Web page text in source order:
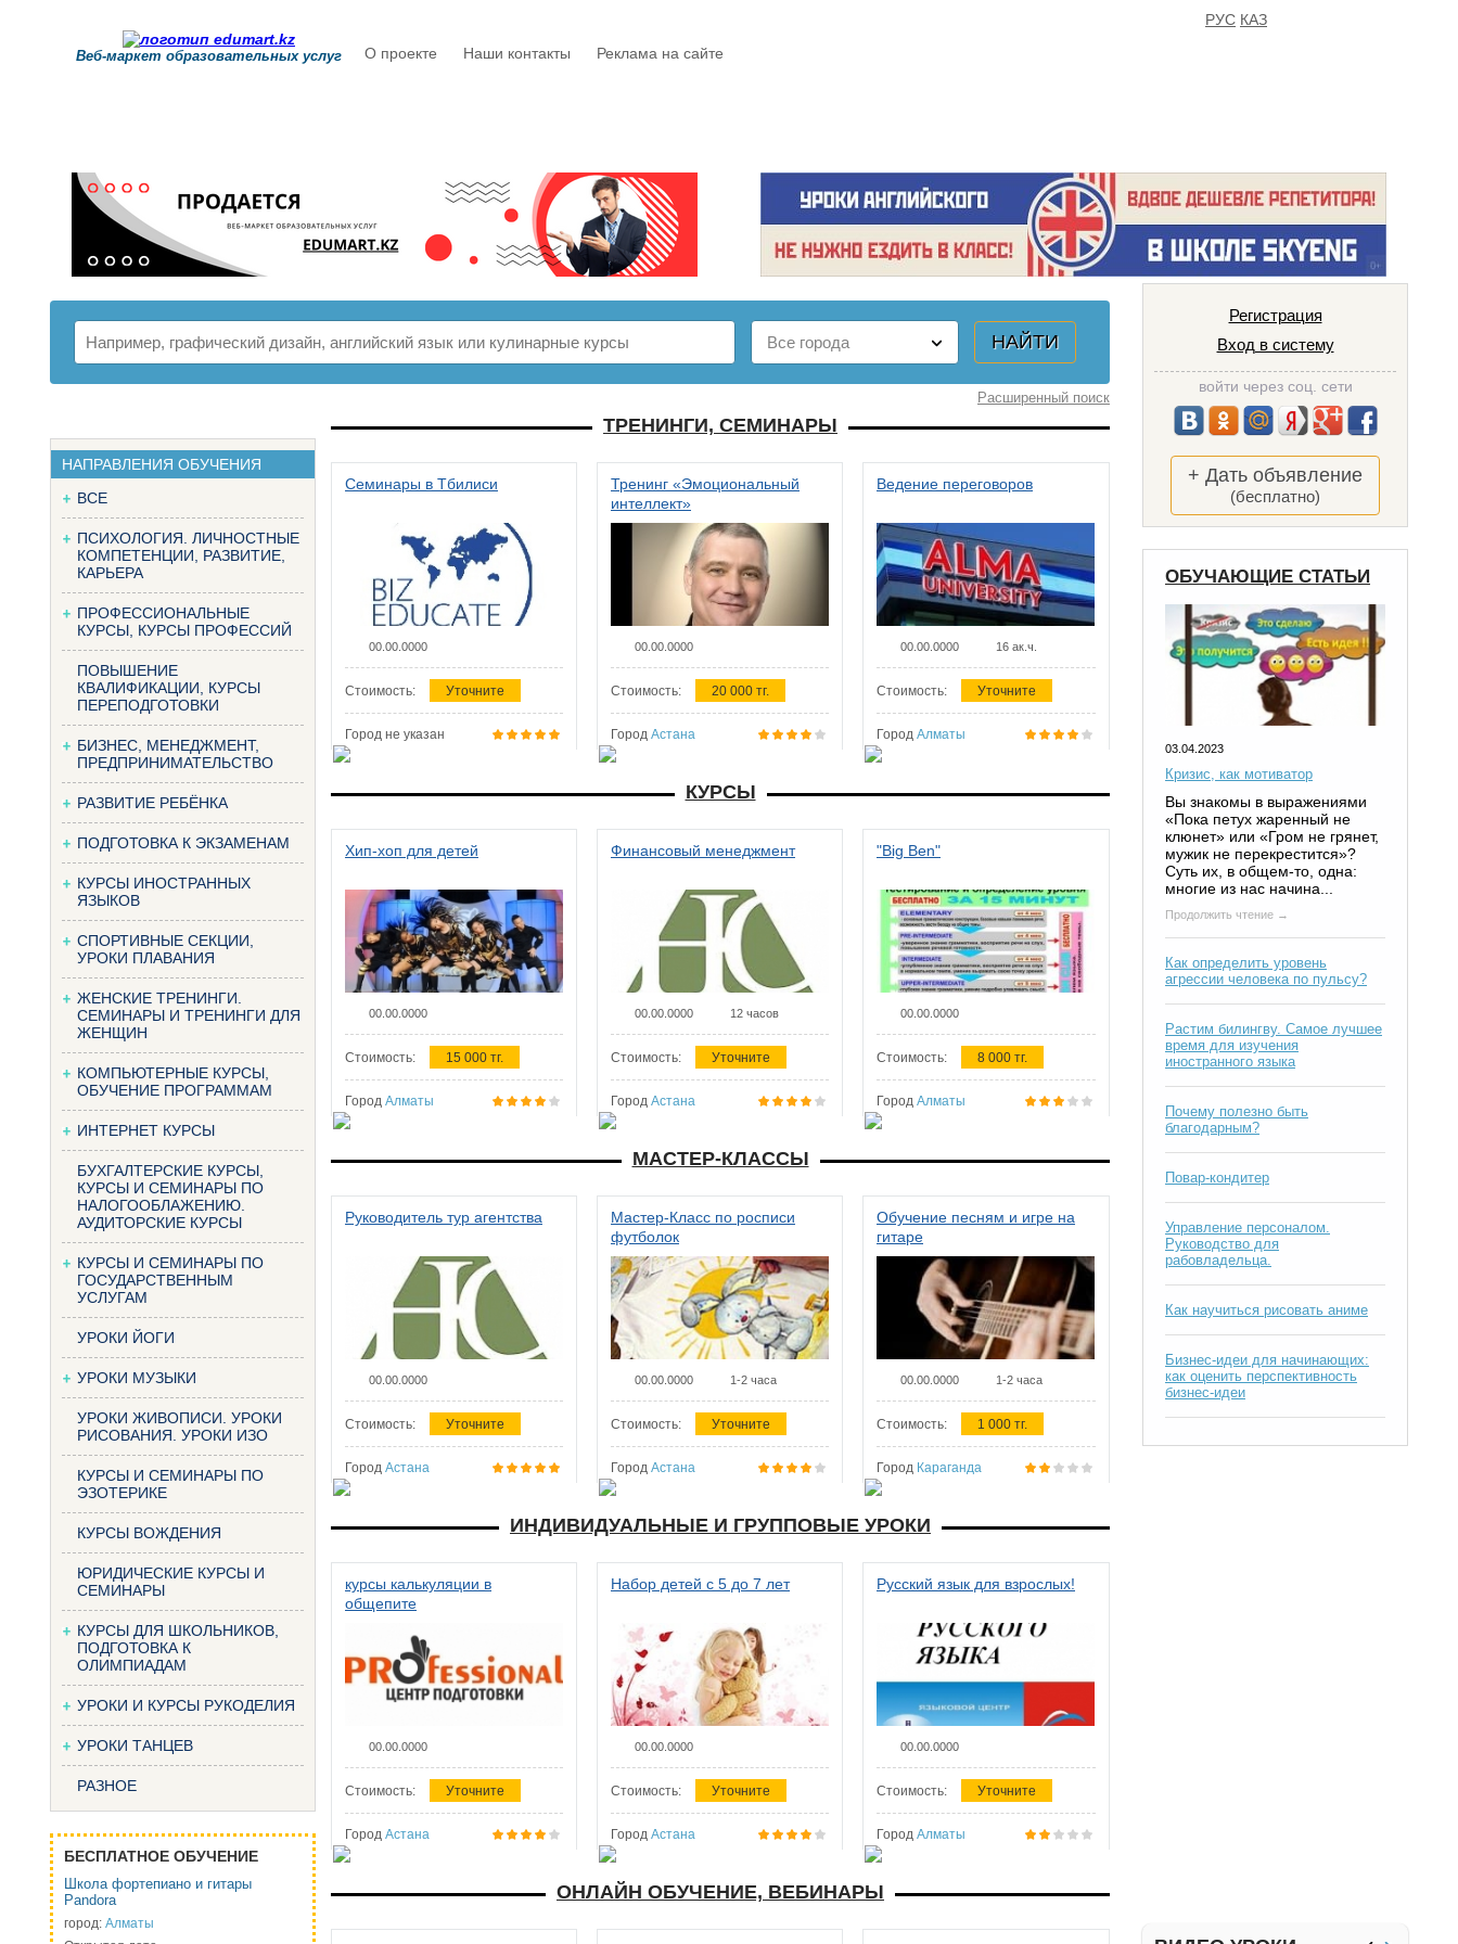
Веб-маркет образовательных услуг О проекте Наши контакты Реклама на сайте
РУС КАЗ
Расширенный поиск
НАПРАВЛЕНИЯ ОБУЧЕНИЯ
ВСЕ
ПСИХОЛОГИЯ. ЛИЧНОСТНЫЕ
КОМПЕТЕНЦИИ, РАЗВИТИЕ,
КАРЬЕРА
ПРОФЕССИОНАЛЬНЫЕ
КУРСЫ, КУРСЫ ПРОФЕССИЙ
ПОВЫШЕНИЕ
КВАЛИФИКАЦИИ, КУРСЫ
ПЕРЕПОДГОТОВКИ
БИЗНЕС, МЕНЕДЖМЕНТ,
ПРЕДПРИНИМАТЕЛЬСТВО
РАЗВИТИЕ РЕБЁНКА
ПОДГОТОВКА К ЭКЗАМЕНАМ
КУРСЫ ИНОСТРАННЫХ
ЯЗЫКОВ
СПОРТИВНЫЕ СЕКЦИИ,
УРОКИ ПЛАВАНИЯ
ЖЕНСКИЕ ТРЕНИНГИ.
СЕМИНАРЫ И ТРЕНИНГИ ДЛЯ
ЖЕНЩИН
КОМПЬЮТЕРНЫЕ КУРСЫ,
ОБУЧЕНИЕ ПРОГРАММАМ
ИНТЕРНЕТ КУРСЫ
БУХГАЛТЕРСКИЕ КУРСЫ,
КУРСЫ И СЕМИНАРЫ ПО
НАЛОГООБЛАЖЕНИЮ.
АУДИТОРСКИЕ КУРСЫ
КУРСЫ И СЕМИНАРЫ ПО
ГОСУДАРСТВЕННЫМ
УСЛУГАМ
УРОКИ ЙОГИ
УРОКИ МУЗЫКИ
УРОКИ ЖИВОПИСИ. УРОКИ
РИСОВАНИЯ. УРОКИ ИЗО
КУРСЫ И СЕМИНАРЫ ПО
ЭЗОТЕРИКЕ
КУРСЫ ВОЖДЕНИЯ
ЮРИДИЧЕСКИЕ КУРСЫ И
СЕМИНАРЫ
КУРСЫ ДЛЯ ШКОЛЬНИКОВ,
ПОДГОТОВКА К
ОЛИМПИАДАМ
УРОКИ И КУРСЫ РУКОДЕЛИЯ
УРОКИ ТАНЦЕВ
РАЗНОЕ
БЕСПЛАТНОЕ ОБУЧЕНИЕ
Школа фортепиано и гитары
Pandora
город: Алматы
ТРЕНИНГИ, СЕМИНАРЫ
Семинары в Тбилиси
00.00.0000
Стоимость: Уточните
Город не указан
Тренинг «Эмоциональный
интеллект»
00.00.0000
Стоимость: 20 000 тг.
Город Астана
Ведение переговоров
00.00.0000 16 ак.ч.
Стоимость: Уточните
Город Алматы
КУРСЫ
Хип-хоп для детей
00.00.0000
Стоимость: 15 000 тг.
Город Алматы
Финансовый менеджмент
00.00.0000 12 часов
Стоимость: Уточните
Город Астана
"Big Ben"
00.00.0000
Стоимость: 8 000 тг.
Город Алматы
МАСТЕР-КЛАССЫ
Руководитель тур агентства
00.00.0000
Стоимость: Уточните
Город Астана
Мастер-Класс по росписи
футболок
00.00.0000 1-2 часа
Стоимость: Уточните
Город Астана
Обучение песням и игре на
гитаре
00.00.0000 1-2 часа
Стоимость: 1 000 тг.
Город Караганда
ИНДИВИДУАЛЬНЫЕ И ГРУППОВЫЕ УРОКИ
курсы калькуляции в
общепите
00.00.0000
Стоимость: Уточните
Город Астана
Набор детей с 5 до 7 лет
00.00.0000
Стоимость: Уточните
Город Астана
Русский язык для взрослых!
00.00.0000
Стоимость: Уточните
Город Алматы
ОНЛАЙН ОБУЧЕНИЕ, ВЕБИНАРЫ
Регистрация
Вход в систему
войти через соц. сети
+ Дать объявление
(бесплатно)
ОБУЧАЮЩИЕ СТАТЬИ
03.04.2023
Кризис, как мотиватор
Вы знакомы в выражениями
«Пока петух жаренный не
клюнет» или «Гром не грянет,
мужик не перекрестится»?
Суть их, в общем-то, одна:
многие из нас начина...
Продолжить чтение →
Как определить уровень
агрессии человека по пульсу?
Растим билингву. Самое лучшее
время для изучения
иностранного языка
Почему полезно быть
благодарным?
Повар-кондитер
Управление персоналом.
Руководство для
рабовладельца.
Как научиться рисовать аниме
Бизнес-идеи для начинающих:
как оценить перспективность
бизнес-идеи